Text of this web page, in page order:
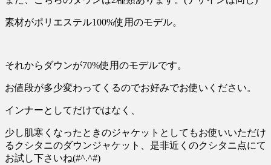
素材がポリエステル100%使用のモデル。
それからダウンが70%使用のモデルです。
お値段が多少変わってくるのでお好みでお使いください。
インナーとしてだけではなく、
少し肌寒くなったときのジャケットとしてもお使いいただけ
るクシタニのダウンジャケット、是非近くのクシタニ点にて
お試し下さいね(#^.^#)